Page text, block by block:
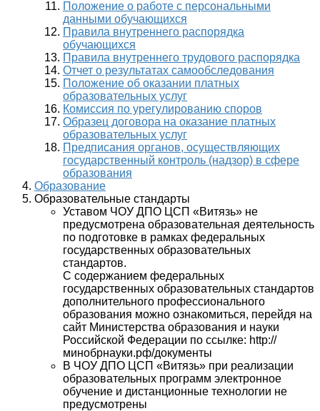
Положение о работе с персональными
данными обучающихся
Правила внутреннего распорядка
обучающихся
Правила внутреннего трудового распорядка
Отчет о результатах самообследования
Положение об оказании платных
образовательных услуг
Комиссия по урегулированию споров
Образец договора на оказание платных
образовательных услуг
Предписания органов, осуществляющих
государственный контроль (надзор) в сфере
образования
Образование
Образовательные стандарты
Уставом ЧОУ ДПО ЦСП «Витязь» не
предусмотрена образовательная деятельность
по подготовке в рамках федеральных
государственных образовательных
стандартов.
С содержанием федеральных
государственных образовательных стандартов
дополнительного профессионального
образования можно ознакомиться, перейдя на
сайт Министерства образования и науки
Российской Федерации по ссылке: http://
минобрнауки.рф/документы
В ЧОУ ДПО ЦСП «Витязь» при реализации
образовательных программ электронное
обучение и дистанционные технологии не
предусмотрены